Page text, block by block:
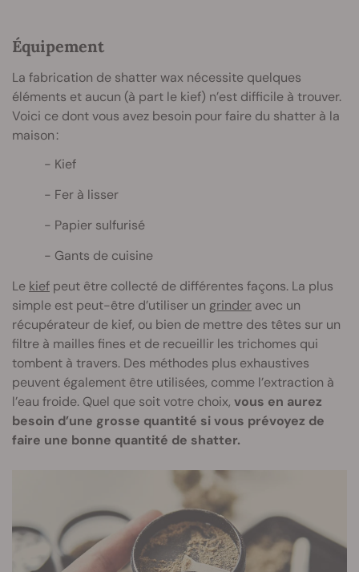
Équipement
La fabrication de shatter wax nécessite quelques
éléments et aucun (à part le kief) n’est difficile à trouver.
Voici ce dont vous avez besoin pour faire du shatter à la
maison :
Kief
Fer à lisser
Papier sulfurisé
Gants de cuisine
Le kief peut être collecté de différentes façons. La plus
simple est peut-être d’utiliser un grinder avec un
récupérateur de kief, ou bien de mettre des têtes sur un
filtre à mailles fines et de recueillir les trichomes qui
tombent à travers. Des méthodes plus exhaustives
peuvent également être utilisées, comme l’extraction à
l’eau froide. Quel que soit votre choix, vous en aurez
besoin d’une grosse quantité si vous prévoyez de
faire une bonne quantité de shatter.